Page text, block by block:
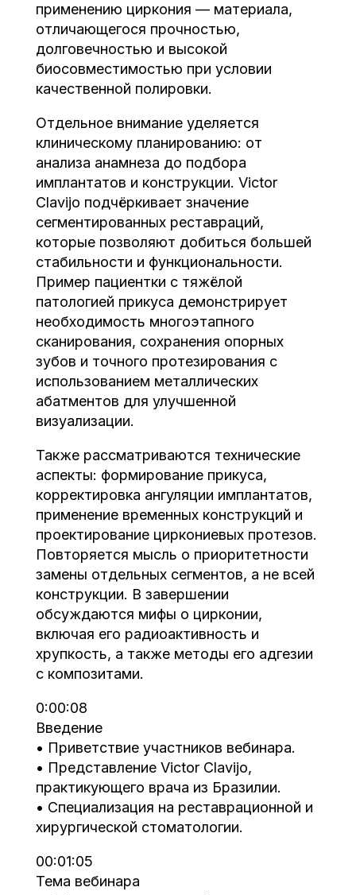
применению циркония — материала,
отличающегося прочностью,
долговечностью и высокой
биосовместимостью при условии
качественной полировки.
Отдельное внимание уделяется
клиническому планированию: от
анализа анамнеза до подбора
имплантатов и конструкции. Victor
Clavijo подчёркивает значение
сегментированных реставраций,
которые позволяют добиться большей
стабильности и функциональности.
Пример пациентки с тяжёлой
патологией прикуса демонстрирует
необходимость многоэтапного
сканирования, сохранения опорных
зубов и точного протезирования с
использованием металлических
абатментов для улучшенной
визуализации.
Также рассматриваются технические
аспекты: формирование прикуса,
корректировка ангуляции имплантатов,
применение временных конструкций и
проектирование циркониевых протезов.
Повторяется мысль о приоритетности
замены отдельных сегментов, а не всей
конструкции. В завершении
обсуждаются мифы о цирконии,
включая его радиоактивность и
хрупкость, а также методы его адгезии
с композитами.
0:00:08
Введение
• Приветствие участников вебинара.
• Представление Victor Clavijo,
практикующего врача из Бразилии.
• Специализация на реставрационной и
хирургической стоматологии.
00:01:05
Тема вебинара